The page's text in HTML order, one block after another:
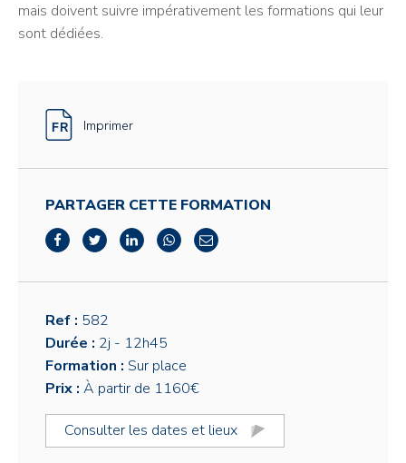
mais doivent suivre impérativement les formations qui leur
sont dédiées.
Imprimer
PARTAGER CETTE FORMATION
Ref : 582
Durée : 2j - 12h45
Formation : Sur place
Prix : À partir de 1160€
Consulter les dates et lieux